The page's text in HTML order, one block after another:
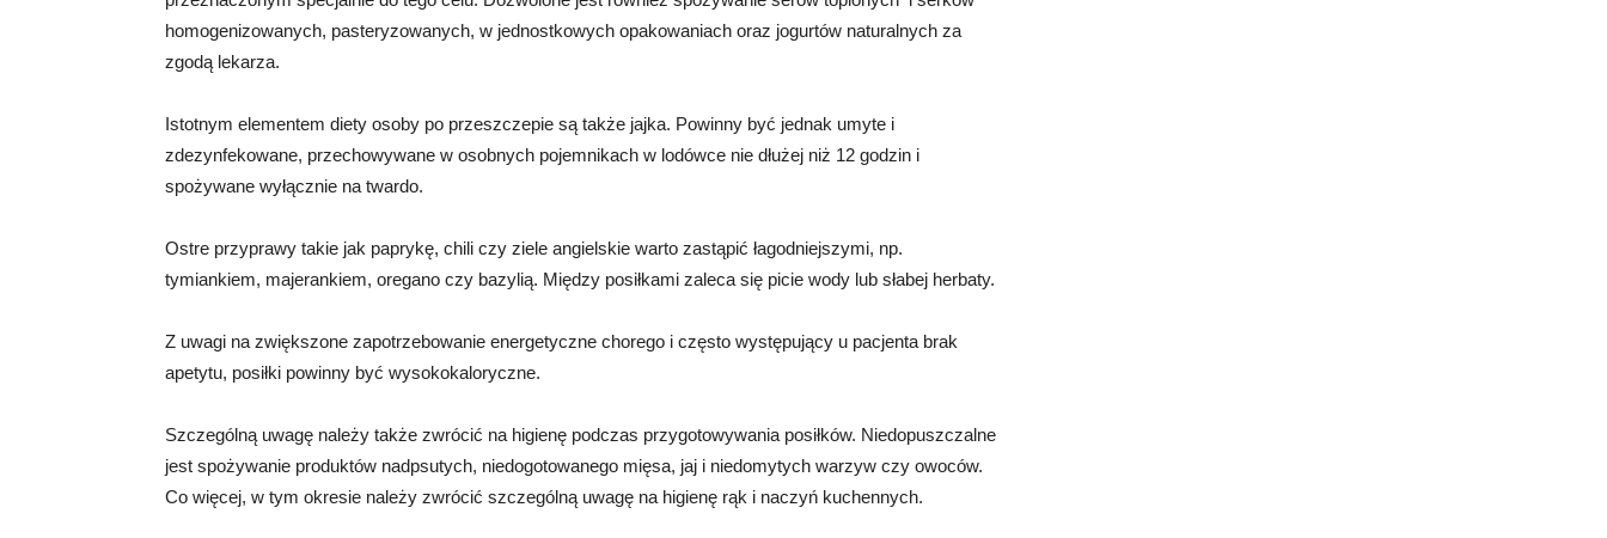
homogenizowanych, pasteryzowanych, w jednostkowych opakowaniach oraz jogurtów naturalnych za
zgodą lekarza.
Istotnym elementem diety osoby po przeszczepie są także jajka. Powinny być jednak umyte i
zdezynfekowane, przechowywane w osobnych pojemnikach w lodówce nie dłużej niż 12 godzin i
spożywane wyłącznie na twardo.
Ostre przyprawy takie jak paprykę, chili czy ziele angielskie warto zastąpić łagodniejszymi, np.
tymiankiem, majerankiem, oregano czy bazylią. Między posiłkami zaleca się picie wody lub słabej herbaty.
Z uwagi na zwiększone zapotrzebowanie energetyczne chorego i często występujący u pacjenta brak
apetytu, posiłki powinny być wysokokaloryczne.
Szczególną uwagę należy także zwrócić na higienę podczas przygotowywania posiłków. Niedopuszczalne
jest spożywanie produktów nadpsutych, niedogotowanego mięsa, jaj i niedomytych warzyw czy owoców.
Co więcej, w tym okresie należy zwrócić szczególną uwagę na higienę rąk i naczyń kuchennych.